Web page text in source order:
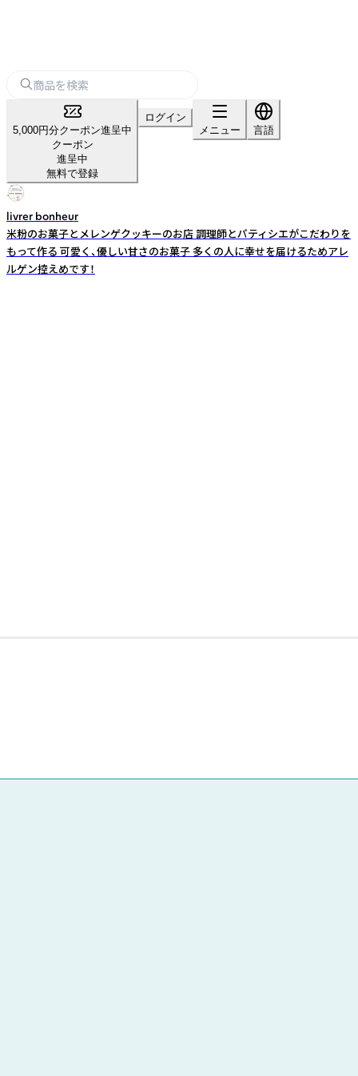
5,000円分クーポン進呈中
クーポン
進呈中
無料で登録
ログイン
メニュー
言語
livrer bonheur
米粉のお菓子とメレンゲクッキーのお店 調理師とパティシエがこだわりを
もって作る 可愛く、優しい甘さのお菓子 多くの人に幸せを届けるためアレ
ルゲン控えめです！